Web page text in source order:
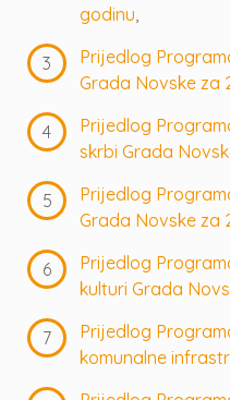
godinu,
Prijedlog
Grada Novske za
Prijedlog
skrbi Grada
Prijedlog
Grada Novske za
Prijedlog
kulturi Grada
Prijedlog
komunalne